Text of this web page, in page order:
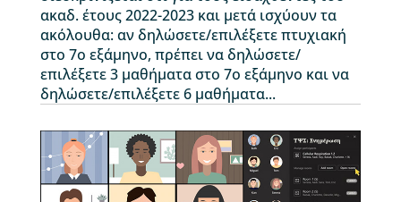
ακαδ. έτους 2022-2023 και μετά ισχύουν τα
ακόλουθα: αν δηλώσετε/επιλέξετε πτυχιακή
στο 7ο εξάμηνο, πρέπει να δηλώσετε/
επιλέξετε 3 μαθήματα στο 7ο εξάμηνο και να
δηλώσετε/επιλέξετε 6 μαθήματα...